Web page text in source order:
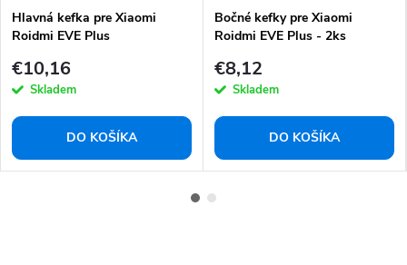
Hlavná kefka pre Xiaomi
Roidmi EVE Plus
€10,16
Skladem
DO KOŠÍKA
Bočné kefky pre Xiaomi
Roidmi EVE Plus - 2ks
€8,12
Skladem
DO KOŠÍKA